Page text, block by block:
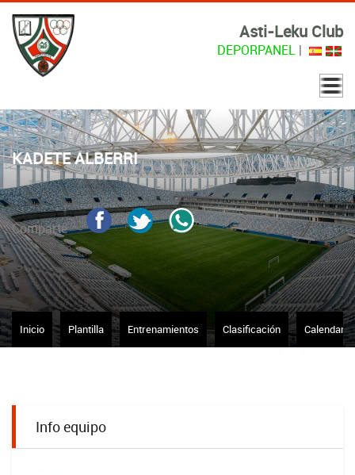
Asti-Leku Club
DEPORPANEL |
KADETE ALBERRI
Comparte
Inicio Plantilla Entrenamientos Clasificación Calendario
Info equipo